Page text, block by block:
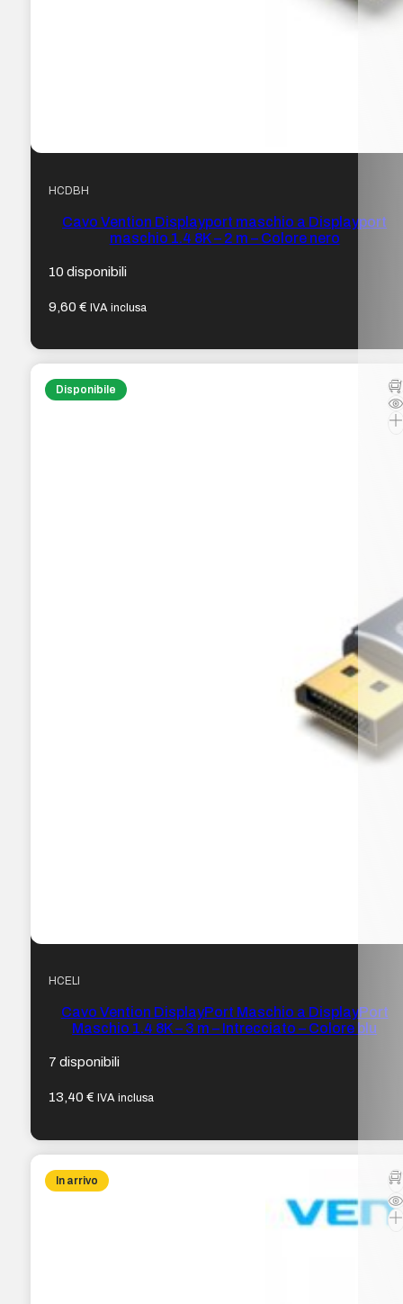
HCDBH
Cavo Vention Displayport maschio a Displayport
maschio 1.4 8K – 2 m – Colore nero
10 disponibili
9,60€ IVA inclusa
Disponibile
HCELI
Cavo Vention DisplayPort Maschio a DisplayPort
Maschio 1.4 8K – 3 m – Intrecciato – Colore blu
7 disponibili
13,40€ IVA inclusa
In arrivo